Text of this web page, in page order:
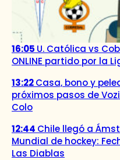
16:05 U. Católica vs
ONLINE partido por la
13:22Casa, bono y
próximos pasos de
Colo
12:44 Chile llegó a
Mundial de hockey:
Las Diablas